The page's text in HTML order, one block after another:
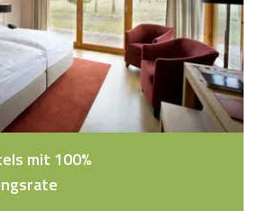
mit 100%